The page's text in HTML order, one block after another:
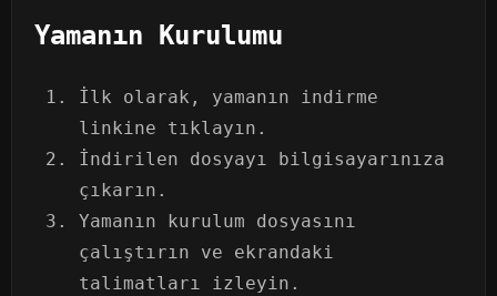
Yamanın Kurulumu
İlk olarak, yamanın indirme
linkine tıklayın.
İndirilen dosyayı bilgisayarınıza
çıkarın.
Yamanın kurulum dosyasını
çalıştırın ve ekrandaki
talimatları izleyin.